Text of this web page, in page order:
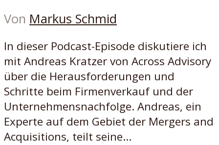
Von Markus Schmid
In dieser Podcast-Episode diskutiere ich
mit Andreas Kratzer von Across Advisory
über die Herausforderungen und
Schritte beim Firmenverkauf und der
Unternehmensnachfolge. Andreas, ein
Experte auf dem Gebiet der Mergers and
Acquisitions, teilt seine...